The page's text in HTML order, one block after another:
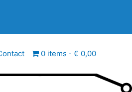
0 items € 0,00